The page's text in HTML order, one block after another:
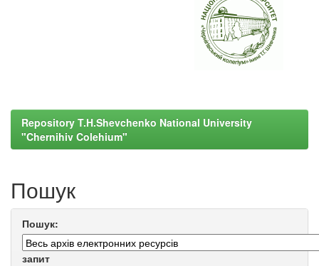
Repository T.H.Shevchenko National University
"Chernihiv Colehium"
Пошук
Пошук:
запит